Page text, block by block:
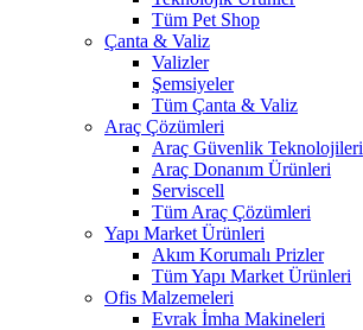
Tüm Pet Shop
Çanta & Valiz
Valizler
Şemsiyeler
Tüm Çanta & Valiz
Araç Çözümleri
Araç Güvenlik Teknolojileri
Araç Donanım Ürünleri
Serviscell
Tüm Araç Çözümleri
Yapı Market Ürünleri
Akım Korumalı Prizler
Tüm Yapı Market Ürünleri
Ofis Malzemeleri
Evrak İmha Makineleri